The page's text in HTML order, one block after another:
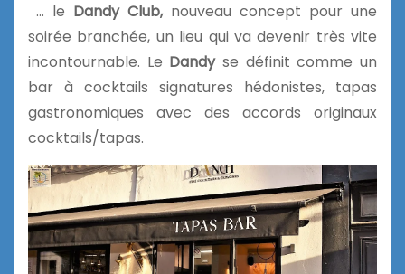
… le Dandy Club,nouveau concept pour une
soirée branchée, un lieu qui va devenir très vite
incontournable. Le Dandyse définit comme un
bar à cocktails signatures hédonistes, tapas
gastronomiques avec des accords originaux
cocktails/tapas.